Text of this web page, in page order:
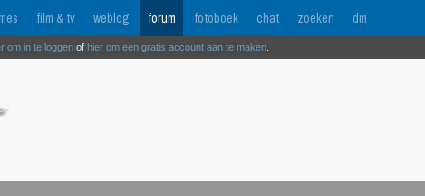
film & tv weblog forum fotoboek chat zoeken dm
om in te loggen of hier om een gratis account aan te maken